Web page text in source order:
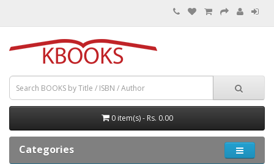
0 item(s) - Rs. 0.00
Categories